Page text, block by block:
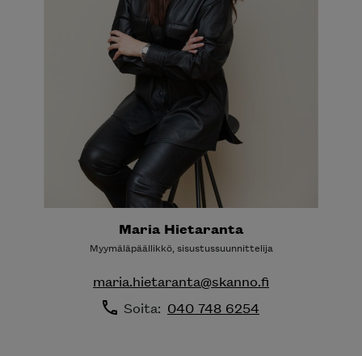
Maria Hietaranta
Myymäläpäällikkö, sisustussuunnittelija
maria.hietaranta@skanno.fi
Soita: 040 748 6254